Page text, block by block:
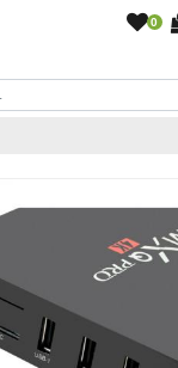
0
E VIDEO
box wifi internet smart